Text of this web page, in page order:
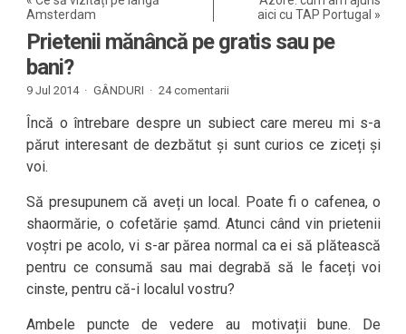
Amsterdam
aici cu TAP Portugal »
Prietenii mănâncă pe gratis sau pe
bani?
9 Jul 2014 · GÂNDURI · 24 comentarii
Încă o întrebare despre un subiect care mereu mi s-a
părut interesant de dezbătut și sunt curios ce ziceți și
voi.
Să presupunem că aveți un local. Poate fi o cafenea, o
shaormărie, o cofetărie șamd. Atunci când vin prietenii
voștri pe acolo, vi s-ar părea normal ca ei să plătească
pentru ce consumă sau mai degrabă să le faceți voi
cinste, pentru că-i localul vostru?
Ambele puncte de vedere au motivații bune. De